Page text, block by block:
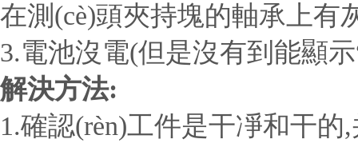
在測(cè)頭夾持塊的軸承上有
3.電池沒電(但是沒有到能顯
解決方法:
1.確認(rèn)工件是干凈和干